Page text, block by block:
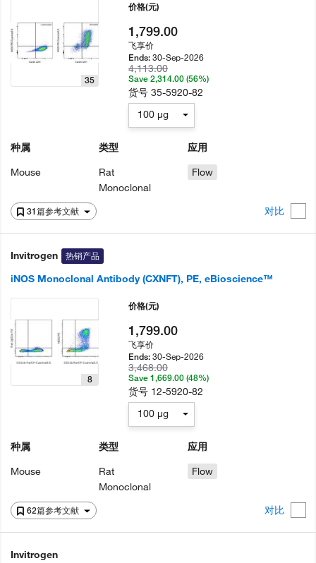
31篇参考文献 对比
35
种属
Mouse
类型
Rat
Monoclonal
应用
Flow
价格(元)
1,799.00
飞享价
Ends:30-Sep-2026
4,113.00
Save 2,314.00 (56%)
货号35-5920-82
100 µg
Invitrogen 热销产品
iNOS Monoclonal Antibody (CXNFT), PE, eBioscience™
62篇参考文献 对比
8
种属
Mouse
类型
Rat
Monoclonal
应用
Flow
价格(元)
1,799.00
飞享价
Ends:30-Sep-2026
3,468.00
Save 1,669.00 (48%)
货号 12-5920-82
100 µg
Invitrogen